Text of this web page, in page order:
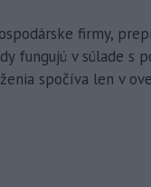
firmy,
fungujú v súlade s
spočíva len v